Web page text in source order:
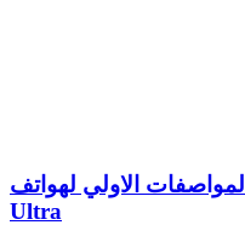
المواصفات الاولي لهواتف Samsung Galaxy S21 و S21
Ultra